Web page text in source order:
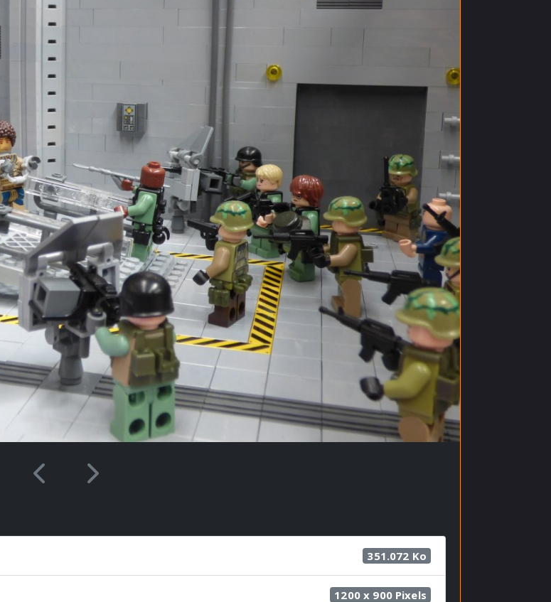
351.072 Ko
1200 x 900 Pixels